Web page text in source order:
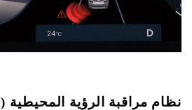
نظام مراقبة الرؤية المحيطية (SVM)